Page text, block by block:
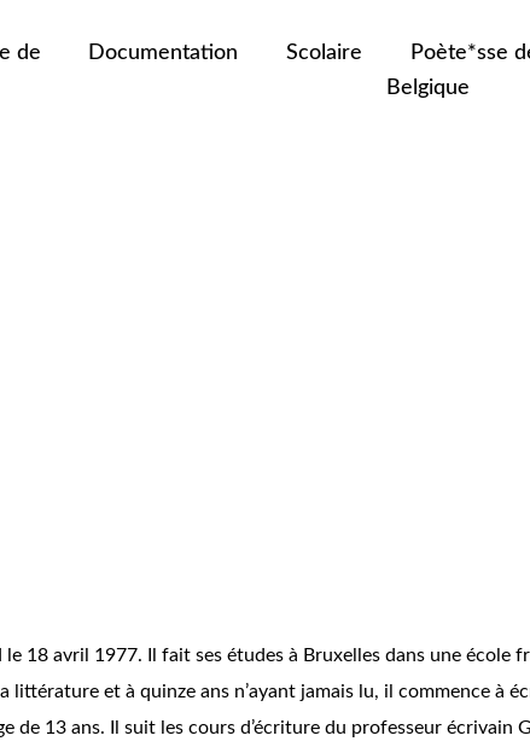
de
Documentation Scolaire
Poète*sse
Belgique
18 avril 1977. Il fait ses études à Bruxelles dans une école
et à quinze ans n’ayant jamais lu, il commence à
de 13 ans. Il suit les cours d’écriture du professeur écrivain